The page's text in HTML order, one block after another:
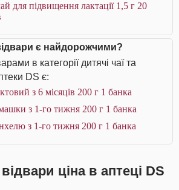
для підвищення лактації 1,5 г 20
є найдорожчими?
в категорії дитячі чаї та
DS є:
з 6 місяців 200 г 1 банка
з 1-го тижня 200 г 1 банка
з 1-го тижня 200 г 1 банка
ціна в аптеці DS